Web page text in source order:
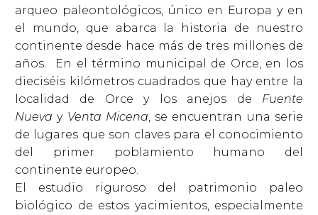
arqueo paleontológicos, único en Europa y en
el mundo, que abarca la historia de nuestro
continente desde hace más de tres millones de
años. En el término municipal de Orce, en los
dieciséis kilómetros cuadrados que hay entre la
localidad de Orce y los anejos de
Fuente
Nueva y Venta Micena, se encuentran una serie
de lugares que son claves para el conocimiento
del primer poblamiento humano del
continente europeo.
El estudio riguroso del patrimonio paleo
biológico de estos yacimientos, especialmente